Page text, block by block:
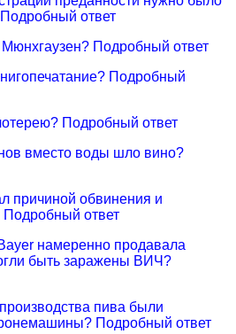
ответ
Мюнхгаузен? Подробный ответ
Подробный
Подробный ответ
вместо воды шло вино?
причиной обвинения и
Подробный ответ
намеренно продавала
быть заражены ВИЧ?
пива были
Подробный ответ